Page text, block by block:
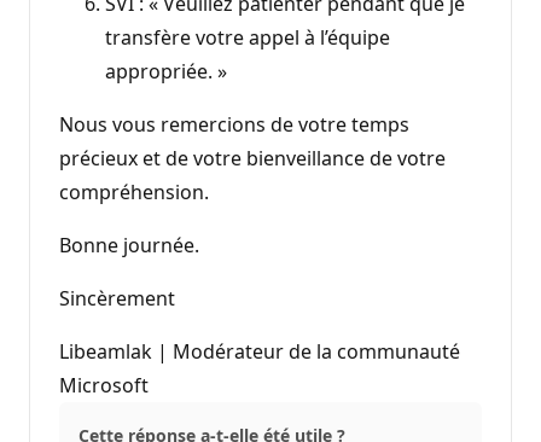
transfère votre appel à l’équipe
appropriée. »
Nous vous remercions de votre temps
précieux et de votre bienveillance de votre
compréhension.
Bonne journée.
Sincèrement
Libeamlak | Modérateur de la communauté
Microsoft
Cette réponse a-t-elle été utile ?